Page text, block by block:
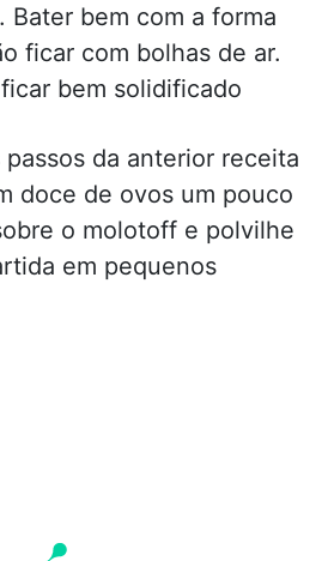
Bater bem com a forma
ficar com bolhas de ar.
bem solidificado
da anterior receita
doce de ovos um pouco
o molotoff e polvilhe
em pequenos